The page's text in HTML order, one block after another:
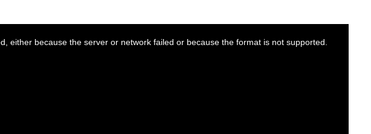
either because the server or network failed or because the format is not supported.